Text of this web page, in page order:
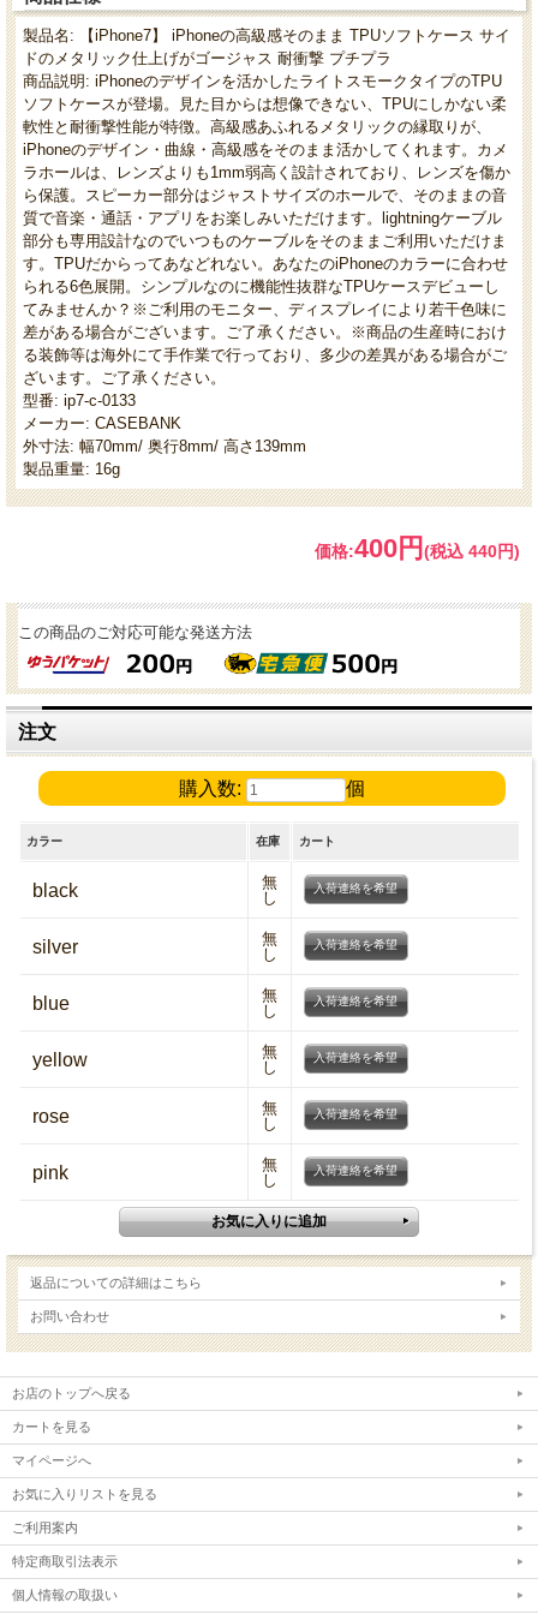
製品名: 【iPhone7】 iPhoneの高級感そのまま TPUソフトケース サイ
ドのメタリック仕上げがゴージャス 耐衝撃 プチプラ
商品説明: iPhoneのデザインを活かしたライトスモークタイプのTPU
ソフトケースが登場。見た目からは想像できない、TPUにしかない柔
軟性と耐衝撃性能が特徴。高級感あふれるメタリックの縁取りが、
iPhoneのデザイン・曲線・高級感をそのまま活かしてくれます。カメ
ラホールは、レンズよりも1mm弱高く設計されており、レンズを傷か
ら保護。スピーカー部分はジャストサイズのホールで、そのままの音
質で音楽・通話・アプリをお楽しみいただけます。lightningケーブル
部分も専用設計なのでいつものケーブルをそのままご利用いただけま
す。TPUだからってあなどれない。あなたのiPhoneのカラーに合わせ
られる6色展開。シンプルなのに機能性抜群なTPUケースデビューし
てみませんか？※ご利用のモニター、ディスプレイにより若干色味に
差がある場合がございます。ご了承ください。※商品の生産時におけ
る装飾等は海外にて手作業で行っており、多少の差異がある場合がご
ざいます。ご了承ください。
型番: ip7-c-0133
メーカー: CASEBANK
外寸法: 幅70mm/ 奥行8mm/ 高さ139mm
製品重量: 16g
価格:400円 (税込 440円)
この商品のご対応可能な発送方法
注文
購入数: 個
カラー 在庫 カート
black
無
し
入荷連絡を希望
silver
無
し
入荷連絡を希望
blue
無
し
入荷連絡を希望
yellow
無
し
入荷連絡を希望
rose
無
し
入荷連絡を希望
pink
無
し
入荷連絡を希望
返品についての詳細はこちら
お問い合わせ
お店のトップへ戻る
カートを見る
マイページへ
お気に入りリストを見る
ご利用案内
特定商取引法表示
個人情報の取扱い